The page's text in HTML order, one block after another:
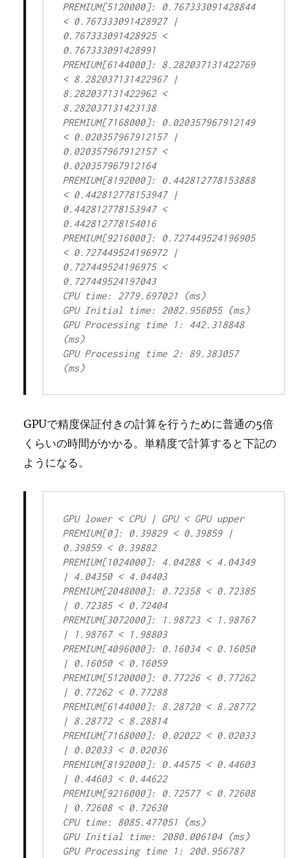
PREMIUM[5120000]: 0.767333091428844
< 0.767333091428927 |
0.767333091428925 <
0.767333091428991
PREMIUM[6144000]: 8.282037131422769
< 8.282037131422967 |
8.282037131422962 <
8.282037131423138
PREMIUM[7168000]: 0.020357967912149
< 0.020357967912157 |
0.020357967912157 <
0.020357967912164
PREMIUM[8192000]: 0.442812778153888
< 0.442812778153947 |
0.442812778153947 <
0.442812778154016
PREMIUM[9216000]: 0.727449524196905
< 0.727449524196972 |
0.727449524196975 <
0.727449524197043
CPU time: 2779.697021 (ms)
GPU Initial time: 2082.956055 (ms)
GPU Processing time 1: 442.318848
(ms)
GPU Processing time 2: 89.383057
(ms)
GPUで精度保証付きの計算を行うために普通の5倍
くらいの時間がかかる。単精度で計算すると下記の
ようになる。
GPU lower < CPU | GPU < GPU upper
PREMIUM[0]: 0.39829 < 0.39859 |
0.39859 < 0.39882
PREMIUM[1024000]: 4.04288 < 4.04349
| 4.04350 < 4.04403
PREMIUM[2048000]: 0.72358 < 0.72385
| 0.72385 < 0.72404
PREMIUM[3072000]: 1.98723 < 1.98767
| 1.98767 < 1.98803
PREMIUM[4096000]: 0.16034 < 0.16050
| 0.16050 < 0.16059
PREMIUM[5120000]: 0.77226 < 0.77262
| 0.77262 < 0.77288
PREMIUM[6144000]: 8.28720 < 8.28772
| 8.28772 < 8.28814
PREMIUM[7168000]: 0.02022 < 0.02033
| 0.02033 < 0.02036
PREMIUM[8192000]: 0.44575 < 0.44603
| 0.44603 < 0.44622
PREMIUM[9216000]: 0.72577 < 0.72608
| 0.72608 < 0.72630
CPU time: 8085.477051 (ms)
GPU Initial time: 2080.006104 (ms)
GPU Processing time 1: 200.956787